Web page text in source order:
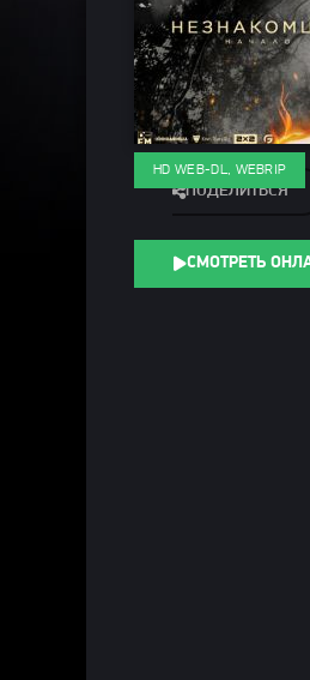
HD WEB-DL, WEBRIP
ПОДЕЛИТЬСЯ
СМОТРЕТЬ